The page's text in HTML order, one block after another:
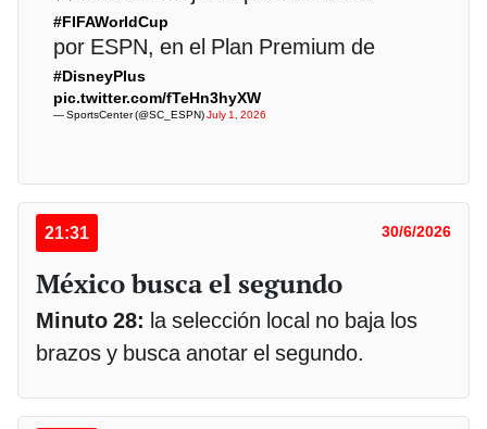
#FIFAWorldCup
por ESPN, en el Plan Premium de
#DisneyPlus
pic.twitter.com/fTeHn3hyXW
— SportsCenter (@SC_ESPN)July 1, 2026
21:31 30/6/2026
México busca el segundo
Minuto 28: la selección local no baja los
brazos y busca anotar el segundo.